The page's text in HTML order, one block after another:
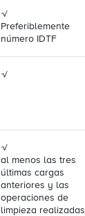
√
Preferiblemente
número IDTF
√
√
al menos las tres
últimas cargas
anteriores y las
operaciones de
limpieza realizadas